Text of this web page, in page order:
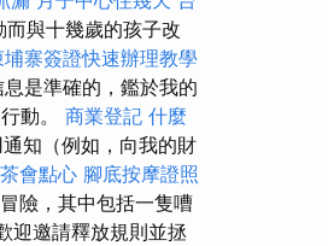
與十幾歲的孩子改
埔寨簽證快速辦理教學
是準確的，鑑於我的
動。 商業登記 什麼
知（例如，向我的財
茶會點心 腳底按摩證照
險，其中包括一隻嘈
迎邀請釋放規則並拯